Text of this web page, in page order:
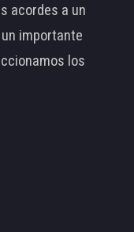
acordes a un
importante
los